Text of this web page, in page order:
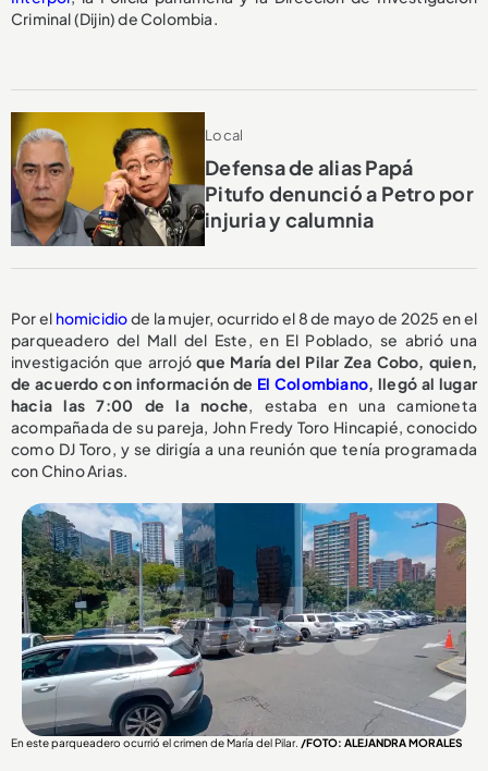
Criminal (Dijin) de Colombia.
Local
Defensa de alias Papá
Pitufo denunció a Petro por
injuria y calumnia
Por el homicidiode la mujer, ocurrido el 8 de mayo de 2025 en el
parqueadero del Mall del Este, en El Poblado, se abrió una
investigación que arrojóque María del Pilar Zea Cobo, quien,
de acuerdo con información de El Colombiano, llegó al lugar
hacia las 7:00 de la noche, estaba en una camioneta
acompañada de su pareja, John Fredy Toro Hincapié, conocido
como DJ Toro, y se dirigía a una reunión que tenía programada
con Chino Arias.
En este parqueadero ocurrió el crimen de María del Pilar. /FOTO: ALEJANDRA MORALES